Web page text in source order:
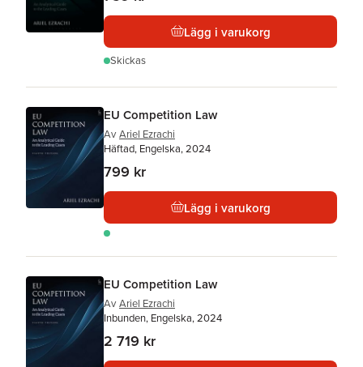
Lägg i varukorg
Skickas
EU Competition Law
Av Ariel Ezrachi
Häftad, Engelska, 2024
799 kr
Lägg i varukorg
EU Competition Law
Av Ariel Ezrachi
Inbunden, Engelska, 2024
2 719 kr